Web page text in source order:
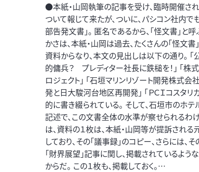
●本紙・山岡執筆の記事を受け、臨時開催さ
ついて報じて来たが、ついに、パシコン社内
部告発文書」。 匿名であるから、「怪文書」
かさは、本紙・山岡は過去、たくさんの「怪文
資料からなり、本文の見出しは以下の通り。
的傭兵？ プレディター社長に鉄槌を！」 「株
ロジェクト」 「石垣マリンリゾート開発株式
発と日大駿河台地区再開発」 「ＰＣＩコスタ
的に書き綴られている。 そして、石垣市のホ
記述で、この文書全体の水準が察せられるわ
は、資料の１枚は、本紙・山岡等が提訴され
しており、その「議事録」のコピー、さらには
「財界展望」記事に関し、掲載されているよ
からだ。 この１枚も、掲載しておく。…